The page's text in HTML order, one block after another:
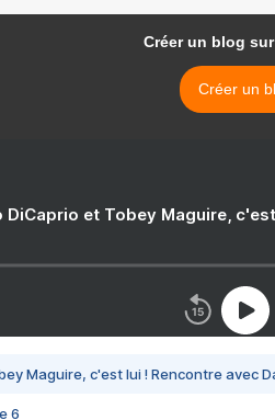
Créer un blog
Créer un
DiCaprio et Tobey Maguire,
Maguire, c'est lui ! Rencontre avec
6